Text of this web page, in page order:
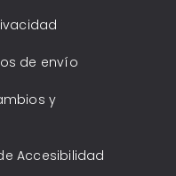
de envío
y
Accesibilidad